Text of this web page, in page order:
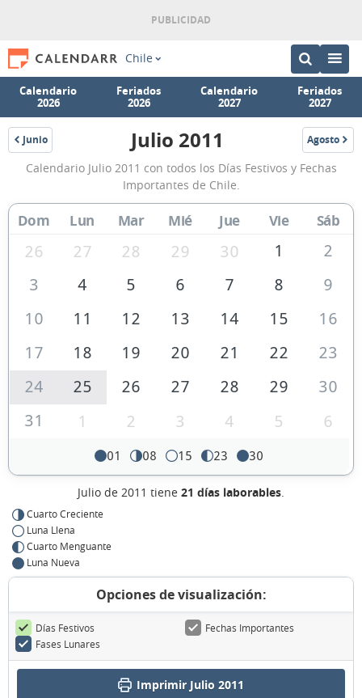
Chile
Calendario
2026
Feriados
2026
Calendario
2027
Feriados
2027
Junio
2011
Calendario
Julio
2011
de
Chile
Julio 2011 Agosto
2011
Calendario Julio 2011 con todos los Días Festivos y Fechas
Importantes de Chile.
Dom Lun Mar Mié Jue Vie Sáb
26 27 28 29 30 1
2
3
4 5 6 7 8
9
10
11 12 13 14 15
16
17
18 19 20 21 22
23
24
25 26 27 28 29
30
31
1 2 3 4 5 6
01 08 15 23 30
Julio de 2011 tiene 21 días laborables.
Cuarto Creciente
Luna Llena
Cuarto Menguante
Luna Nueva
Opciones de visualización:
Días Festivos
Fechas Importantes
Fases Lunares
Imprimir Julio 2011